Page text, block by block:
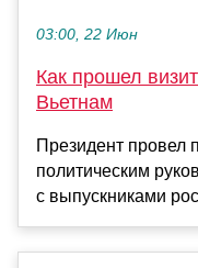
03:00, 22 Июн
Как прошел
Вьетнам
Президент провел
политическим
с выпускниками